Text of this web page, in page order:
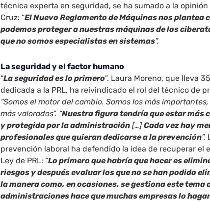
técnica experta en seguridad, se ha sumado a la
Cruz: “El Nuevo Reglamento de Máquinas nos plantea
podemos proteger a nuestras máquinas de los
que no somos especialistas en sistemas”.
La seguridad y el factor humano
“La seguridad es lo primero”. Laura Moreno, que lleva
dedicada a la PRL, ha reivindicado el rol del técnico de
“Somos el motor del cambio. Somos los más
más valorados”. “Nuestra figura tendría que estar más
y protegida por la administración […]Cada vez hay
profesionales que quieran dedicarse a la prevención”.
prevención laboral ha defendido la idea de recuperar el
Ley de PRL: “Lo primero que habría que hacer es
riesgos y después evaluar los que no se han podido
la manera como, en ocasiones, se gestiona este tema
administraciones hace que muchas empresas lo